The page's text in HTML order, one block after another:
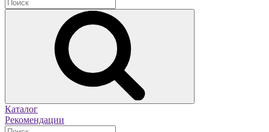
Каталог
Рекомендации